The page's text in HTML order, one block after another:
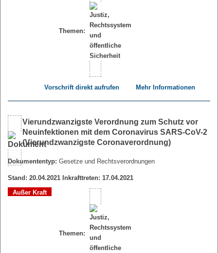
Themen:
Vorschrift direkt aufrufen Mehr Informationen
Vierundzwanzigste Verordnung zum Schutz vor
Neuinfektionen mit dem Coronavirus SARS-CoV-2
(Vierundzwanzigste Coronaverordnung)
Dokumententyp: Gesetze und Rechtsverordnungen
Stand: 20.04.2021 Inkrafttreten: 17.04.2021
Außer Kraft
Themen: